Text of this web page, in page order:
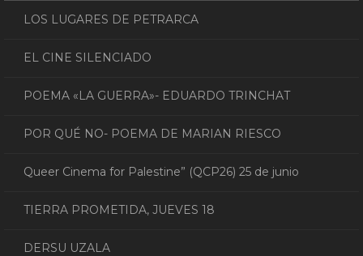
LOS LUGARES DE PETRARCA
EL CINE SILENCIADO
POEMA «LA GUERRA»- EDUARDO TRINCHAT
POR QUÉ NO- POEMA DE MARIAN RIESCO
Queer Cinema for Palestine” (QCP26) 25 de junio
TIERRA PROMETIDA, JUEVES 18
DERSU UZALA